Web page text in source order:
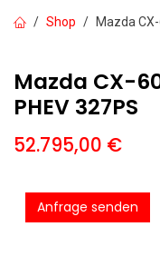
Shop Mazda CX-
Mazda CX-
PHEV 327PS
52.795,00 €
Anfrage senden